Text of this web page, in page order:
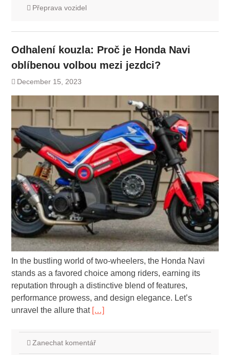
Přeprava vozidel
Odhalení kouzla: Proč je Honda Navi
oblíbenou volbou mezi jezdci?
December 15, 2023
In the bustling world of two-wheelers, the Honda Navi
stands as a favored choice among riders, earning its
reputation through a distinctive blend of features,
performance prowess, and design elegance. Let’s
unravel the allure that […]
Zanechat komentář